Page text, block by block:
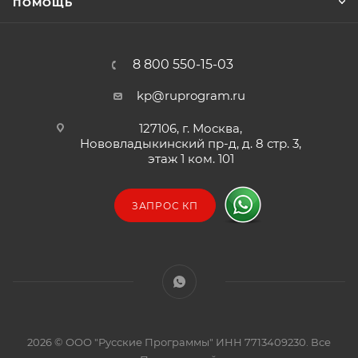
Полная защита: от перегрузки и перезаряда АКБ.
Защита от перенапряжения сети.
8 800 550-15-03
kp@ruprogram.ru
127106, г. Москва,
Нововладыкинский пр-д, д. 8 стр. 3,
этаж 1 ком. 101
ЗАПРОС КП
2026 © ООО "Русские Программы" ИНН 7713409230. Все